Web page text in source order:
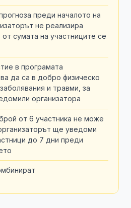
преди началото на
не реализира
сумата на участниците се
в програмата
да са в добро физическо
и травми, за
организатора
от 6 участника не може
ще уведоми
до 7 дни преди